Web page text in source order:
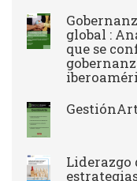
global :
que se